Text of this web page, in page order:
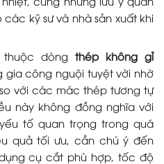
kỹ sư và nhà sản xuất khi
thuộc dòng thép không gỉ
gia công nguội tuyệt vời nhờ
với các mác thép tương tự
này không đồng nghĩa với
tố quan trọng trong quá
quả tối ưu, cần chú ý đến
cụ cắt phù hợp, tốc độ